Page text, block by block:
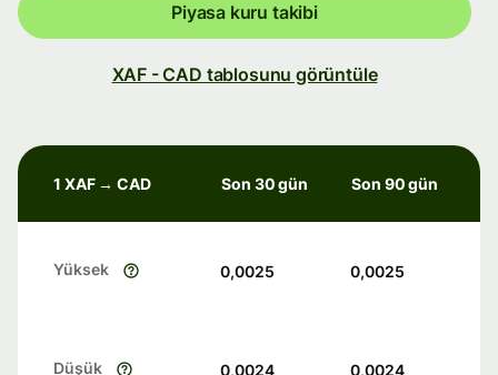
Piyasa kuru takibi
XAF - CAD tablosunu görüntüle
1 XAF → CAD Son 30 gün Son 90 gün
Yüksek 0,0025 0,0025
Düşük 0,0024 0,0024